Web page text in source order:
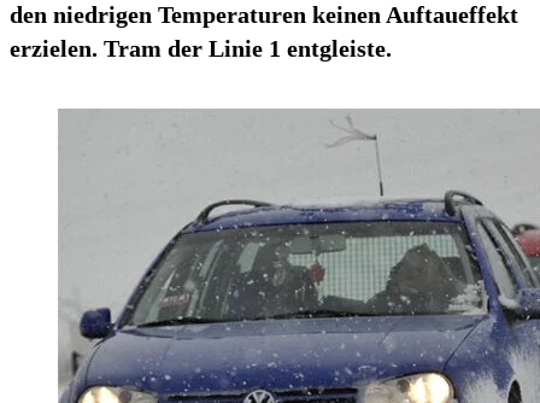
den niedrigen Temperaturen keinen Auftaueffekt
erzielen. Tram der Linie 1 entgleiste.